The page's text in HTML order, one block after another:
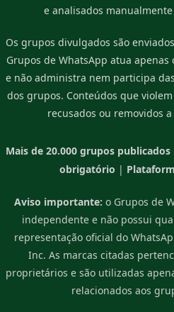
e analisados
Os grupos divulgados são
Grupos de WhatsApp atua
e não administra nem participa
dos grupos. Conteúdos que
recusados ou removidos
Mais de 20.000 grupos publicados
obrigatório |
Aviso importante: o Grupos de
independente e não possui
representação oficial do
Inc. As marcas citadas
proprietários e são utilizadas
relacionados aos